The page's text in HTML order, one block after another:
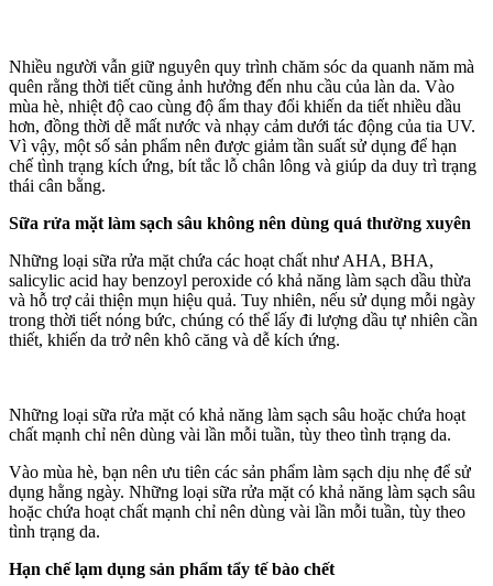
Nhiều người vẫn giữ nguyên quy trình chăm sóc da quanh năm mà
quên rằng thời tiết cũng ảnh hưởng đến nhu cầu của làn da. Vào
mùa hè, nhiệt độ cao cùng độ ẩm thay đổi khiến da tiết nhiều dầu
hơn, đồng thời dễ mất nước và nhạ‌y cả‌m dưới tác động của tia UV.
Vì vậy, một số sản phẩm nên được giảm tần suất sử dụng để hạn
chế tình trạng kích ứng, bít tắc lỗ chân lông và giúp da duy trì trạng
thái cân bằng.
Sữa rửa mặt làm sạch sâu không nên dùng quá thường xuyên
Những loại sữa rửa mặt chứa các hoạt chất như AHA, BHA,
salicylic acid hay benzoyl peroxide có khả năng làm sạch dầu thừa
và hỗ trợ cải thiện mụn hiệu quả. Tuy nhiên, nếu sử dụng mỗi ngày
trong thời tiết nóng bức, chúng có thể lấy đi lượng dầu tự nhiên cần
thiết, khiến da trở nên khô căng và dễ kích ứng.
Những loại sữa rửa mặt có khả năng làm sạch sâu hoặc chứa hoạt
chất mạnh chỉ nên dùng vài lần mỗi tuần, tùy theo tình trạng da.
Vào mùa hè, bạn nên ưu tiên các sản phẩm làm sạch dịu nhẹ để sử
dụng hằng ngày. Những loại sữa rửa mặt có khả năng làm sạch sâu
hoặc chứa hoạt chất mạnh chỉ nên dùng vài lần mỗi tuần, tùy theo
tình trạng da.
Hạn chế lạ‌m dụn‌g sản phẩm tẩy tế bào chết